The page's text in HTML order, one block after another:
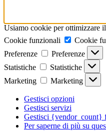
Usiamo cookie per ottimizzare
Cookie funzionali
Cookie
Preferenze
Preferenze
Statistiche
Statistiche
Marketing
Marketing
Gestisci opzioni
Gestisci servizi
Gestisci {vendor_count}
Per saperne di più su